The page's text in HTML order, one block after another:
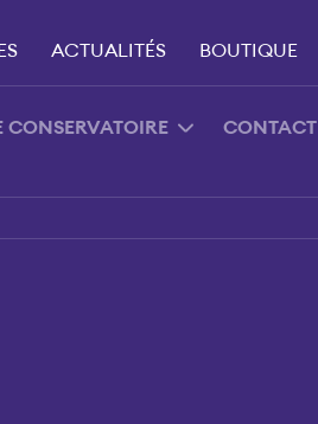
CONSERVATOIRE CONTACT
ACTUALITÉS BOUTIQUE